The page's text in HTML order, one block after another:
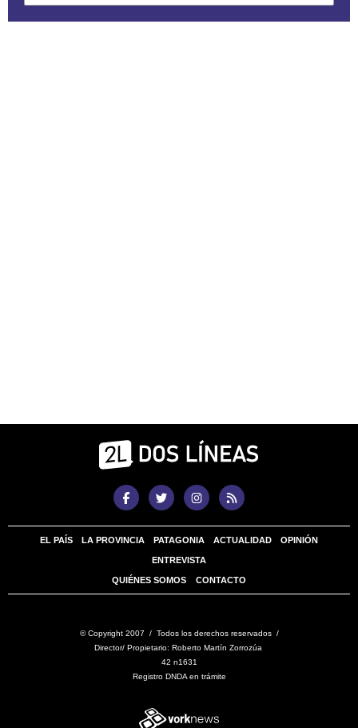
EL PAÍS LA PROVINCIA PATAGONIA ACTUALIDAD OPINIÓN
ENTREVISTA
QUIÉNES SOMOS CONTACTO
© Copyright 2007 / Todos los derechos reservados /
Director/ Propietario: Roberto Martín Zorrozúa
42 n1631
Registro DNDA en trámite